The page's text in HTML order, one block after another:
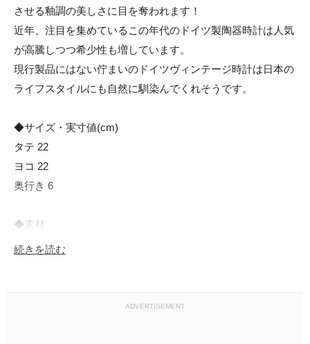
させる釉調の美しさに目を奪われます！
近年、注目を集めているこの年代のドイツ製陶器時計は人気
が高騰しつつ希少性も増しています。
現行製品にはない佇まいのドイツヴィンテージ時計は日本の
ライフスタイルにも自然に馴染んでくれそうです。
◆サイズ・実寸値(cm)
タテ 22
ヨコ 22
奥行き 6
◆素材
陶器
続きを読む
ADVERTISEMENT